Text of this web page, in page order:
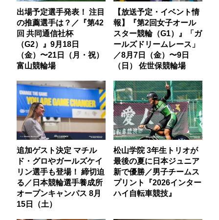
出場予定選手発表！ 注目
の推薦選手は？／『第42
回 共同通信社杯
（G2）』9月18日
（金）〜21日（月・祝）
富山競輪場
【放送予定・イベント情
報】『第2回女子オール
スター競輪（G1）』「ガ
ールズドリームレース」
／8月7日（金）〜9日
（日） 佐世保競輪場
追加ゲスト決定 マチル
ド・グロやガールズケイ
リン選手も登場！ 締切迫
る／日本競輪選手養成所
オープンキャンパス 8月
15日（土）
松山学院 3年生トリオが
最後の夏に日本ジュニア
新で優勝／男子チームス
プリント『2026インター
ハイ自転車競技』